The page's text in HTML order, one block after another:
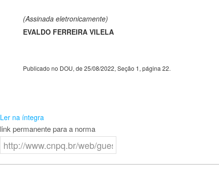
(Assinada eletronicamente)
EVALDO FERREIRA VILELA
Publicado no DOU, de 25/08/2022, Seção 1, página 22.
Ler na íntegra
link permanente para a norma